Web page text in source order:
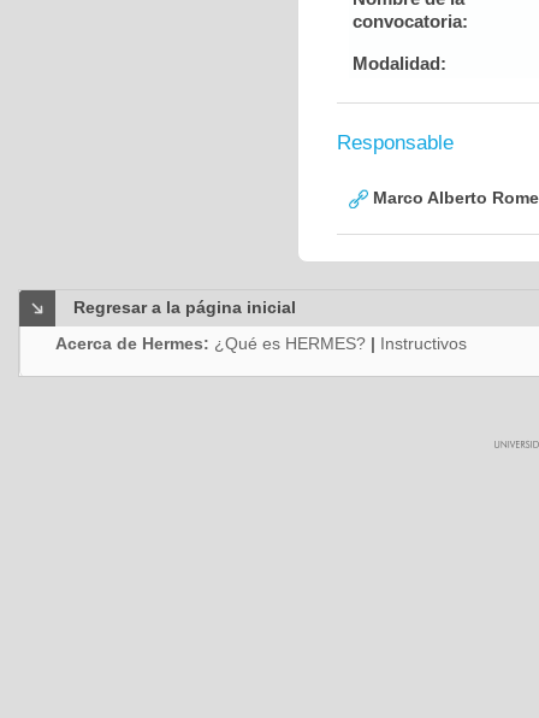
convocatoria:
Modalidad:
Responsable
Marco Alberto
Regresar a la página inicial
Acerca de Hermes: ¿Qué es HERMES? | Instructivos